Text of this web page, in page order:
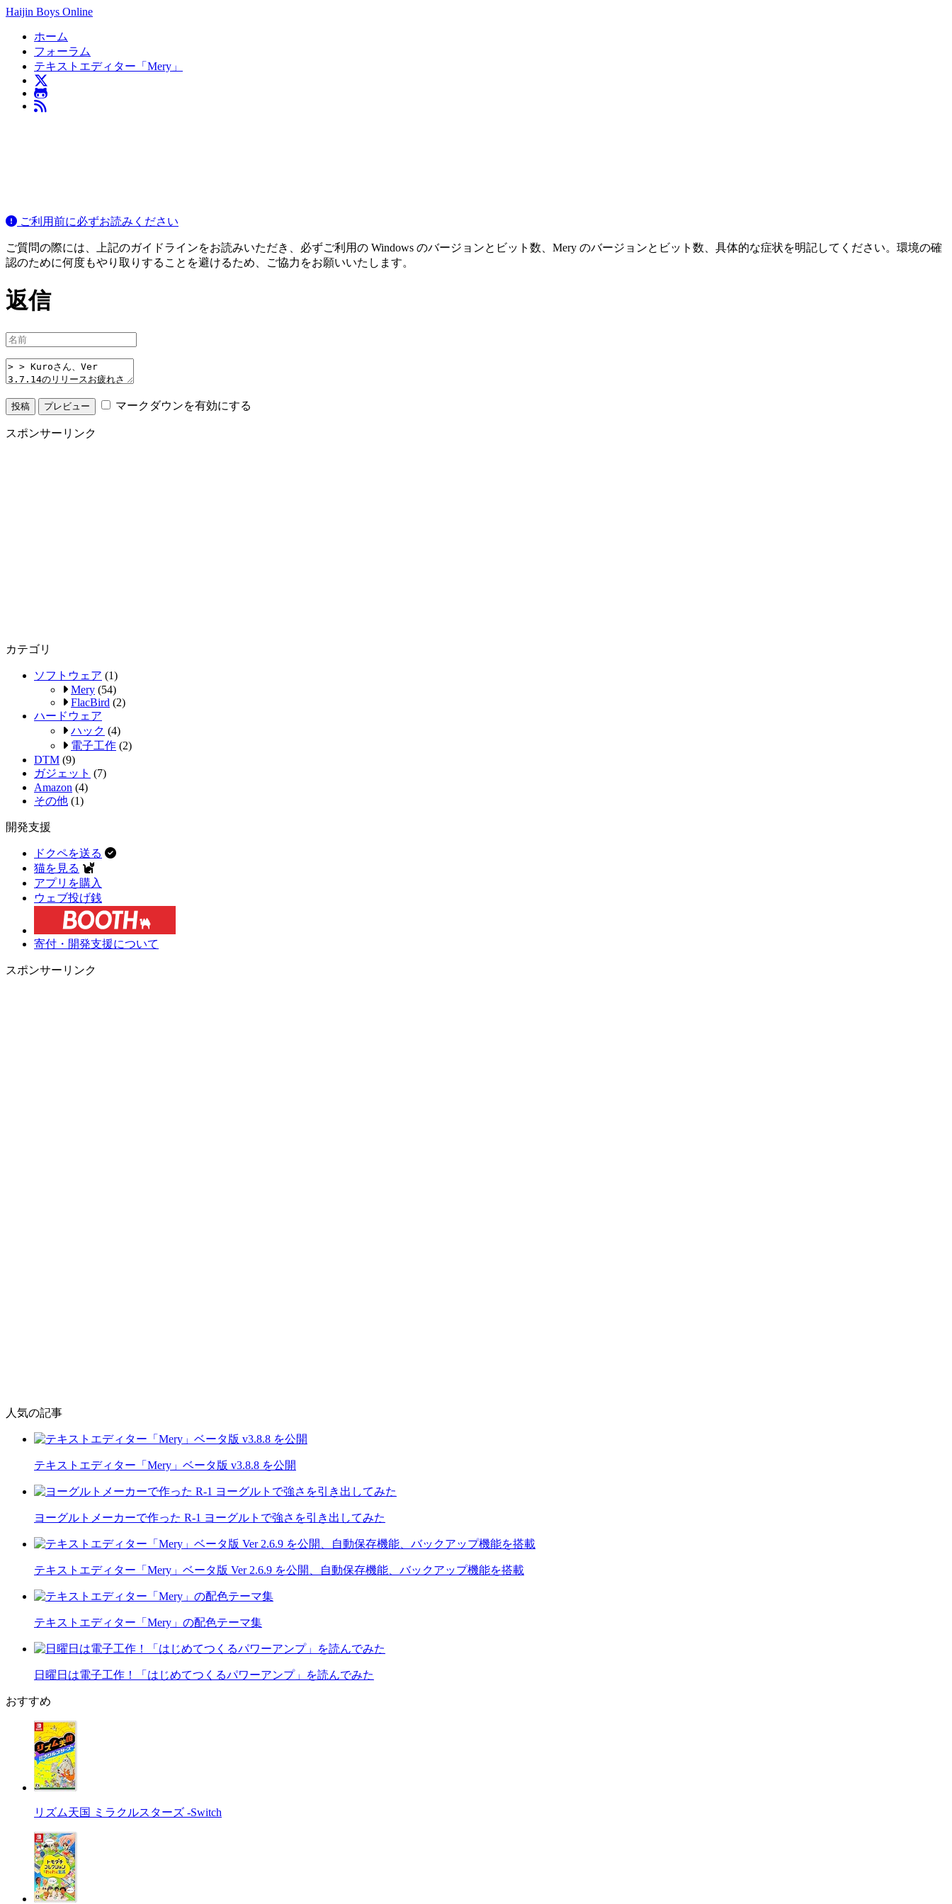
Haijin Boys Online
ホーム
フォーラム
テキストエディター「Mery」
ご利用前に必ずお読みください
ご質問の際には、上記のガイドラインをお読みいただき、必ずご利用の Windows のバージョンとビット数、Mery のバージョンとビット数、具体的な症状を明記してください。環境の確
認のために何度もやり取りすることを避けるため、ご協力をお願いいたします。
返信
マークダウンを有効にする
スポンサーリンク
カテゴリ
ソフトウェア (1)
Mery (54)
FlacBird (2)
ハードウェア
ハック (4)
電子工作 (2)
DTM (9)
ガジェット (7)
Amazon (4)
その他 (1)
開発支援
ドクペを送る
猫を見る
アプリを購入
ウェブ投げ銭
寄付・開発支援について
スポンサーリンク
人気の記事
テキストエディター「Mery」ベータ版 v3.8.8 を公開
ヨーグルトメーカーで作った R-1 ヨーグルトで強さを引き出してみた
テキストエディター「Mery」ベータ版 Ver 2.6.9 を公開、自動保存機能、バックアップ機能を搭載
テキストエディター「Mery」の配色テーマ集
日曜日は電子工作！「はじめてつくるパワーアンプ」を読んでみた
おすすめ
リズム天国 ミラクルスターズ -Switch